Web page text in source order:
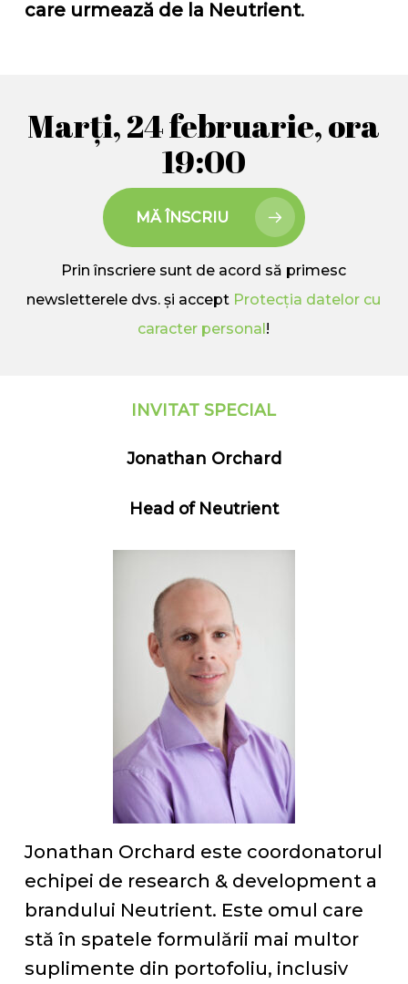
care urmează de la Neutrient.
Marți, 24 februarie, ora
19:00
MĂ ÎNSCRIU
Prin înscriere sunt de acord să primesc
newsletterele dvs. și accept Protecția datelor cu
caracter personal!
INVITAT SPECIAL
Jonathan Orchard
Head of Neutrient
Jonathan Orchard este coordonatorul
echipei de research & development a
brandului Neutrient. Este omul care
stă în spatele formulării mai multor
suplimente din portofoliu, inclusiv